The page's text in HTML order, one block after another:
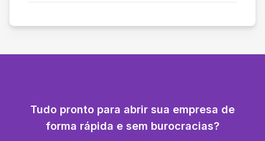
Tudo pronto para abrir sua empresa de
forma rápida e sem burocracias?